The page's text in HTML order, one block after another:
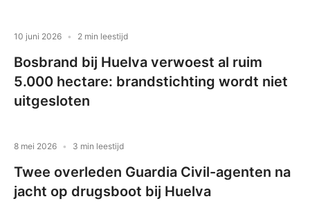
10 juni 2026 2 min leestijd
Bosbrand bij Huelva verwoest al ruim
5.000 hectare: brandstichting wordt niet
uitgesloten
8 mei 2026 3 min leestijd
Twee overleden Guardia Civil-agenten na
jacht op drugsboot bij Huelva